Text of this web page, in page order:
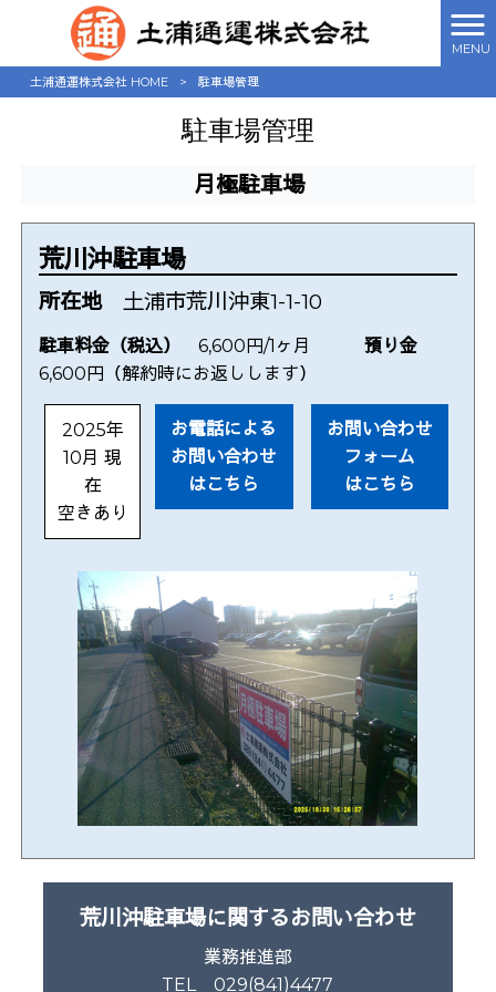
MENU
土浦通運株式会社 HOME > 駐車場管理
駐車場管理
月極駐車場
荒川沖駐車場
所在地土浦市荒川沖東1-1-10
駐車料金（税込） 6,600円/1ヶ月 預り金
6,600円（解約時にお返しします）
2025年
10月 現
在
空きあり
お電話による
お問い合わせ
はこちら
お問い合わせ
フォーム
はこちら
荒川沖駐車場に関するお問い合わせ
業務推進部
TEL 029(841)4477